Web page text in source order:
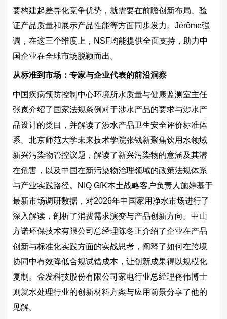
要构建起差异化竞争优势，就需要在前瞻创新布局、验
证产品质量和展示产品性能等方面同步发力。Jérôme强
调，在这三个维度上，NSF均能提供全面支持，助力中
国企业在全球市场脱颖而出。
从标准到市场：专家与企业代表的前沿洞察
中国疾病预防控制中心环境所水质量与健康监测室主任
张岚介绍了国家法规条例对于涉水产品的要求与涉水产
品设计的类目，并解读了涉水产品卫生安全评价标准体
系。北京师范大学未来技术学院张钱新聚焦饮用水领域
新兴污染物管控议题，解读了新兴污染物的意涵及其潜
在危害，以及中国在新污染物治理领域的政策法规体系
与产业实践路径。NIQ GfK本土战略客户负责人施婷基于
最新市场调研数据，对2026年中国家用净水市场进行了
深入解读，剖析了消费需求演变与产品创新方向。中山
方诺环保技术有限公司总经理陈冬正介绍了企业在产品
创新与标准化实践方面的实战思考，阐释了如何在跨境
协同中有效降低合规试错成本，让创新成果得以规模化
复制。金发科技股份有限公司家电行业总经理佟伟博士
则就水处理行业的创新材料方案与应用前景分享了他的
见解。